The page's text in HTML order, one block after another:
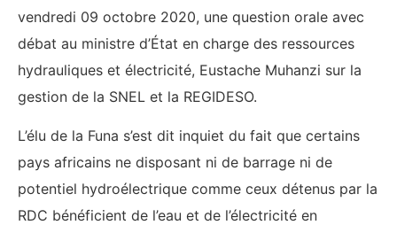
vendredi 09 octobre 2020, une question orale avec
débat au ministre d’État en charge des ressources
hydrauliques et électricité, Eustache Muhanzi sur la
gestion de la SNEL et la REGIDESO.
L’élu de la Funa s’est dit inquiet du fait que certains
pays africains ne disposant ni de barrage ni de
potentiel hydroélectrique comme ceux détenus par la
RDC bénéficient de l’eau et de l’électricité en